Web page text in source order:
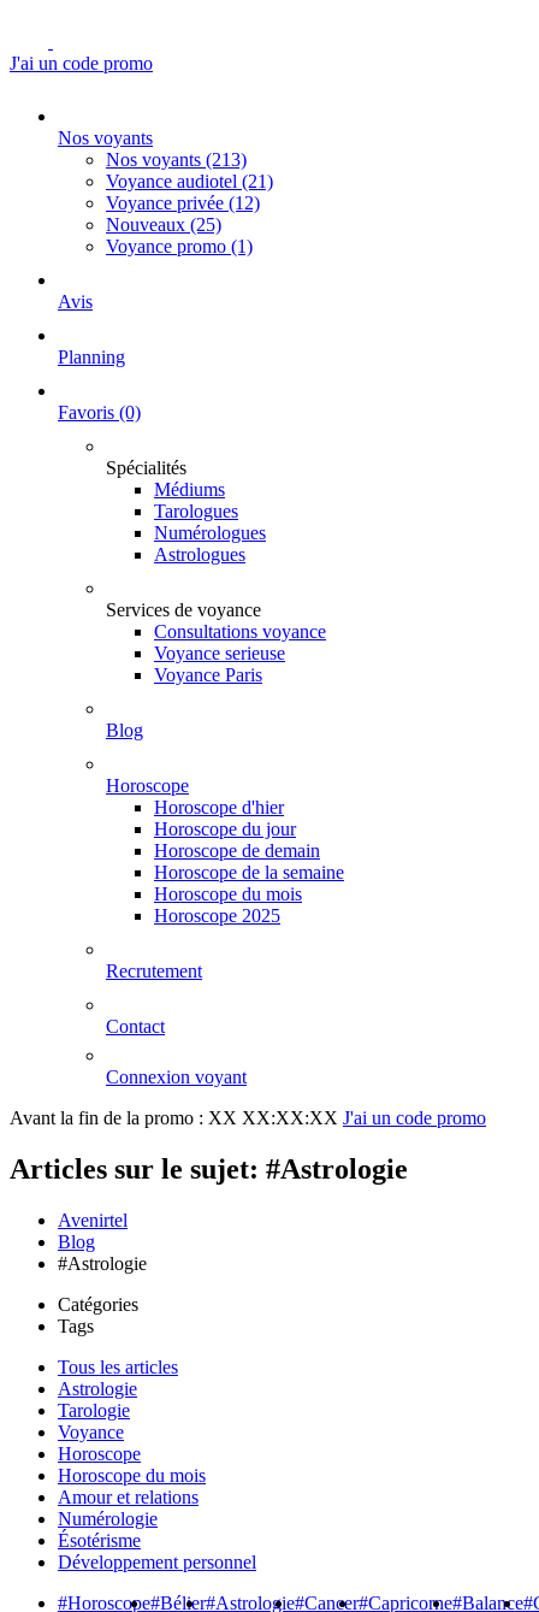
J'ai un code promo
Nos voyants
Nos voyants (213)
Voyance audiotel (21)
Voyance privée (12)
Nouveaux (25)
Voyance promo (1)
Avis
Planning
Favoris (0)
Spécialités
Médiums
Tarologues
Numérologues
Astrologues
Services de voyance
Consultations voyance
Voyance serieuse
Voyance Paris
Blog
Horoscope
Horoscope d'hier
Horoscope du jour
Horoscope de demain
Horoscope de la semaine
Horoscope du mois
Horoscope 2025
Recrutement
Contact
Connexion voyant
Avant la fin de la promo : XX XX:XX:XX J'ai un code promo
Articles sur le sujet: #Astrologie
Avenirtel
Blog
#Astrologie
Catégories
Tags
Tous les articles
Astrologie
Tarologie
Voyance
Horoscope
Horoscope du mois
Amour et relations
Numérologie
Ésotérisme
Développement personnel
#Horoscope#Bélier#Astrologie#Cancer#Capricorne#Balance